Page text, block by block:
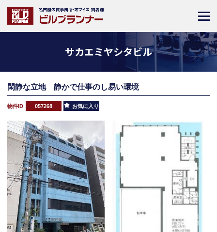
サカエミヤシタビル
閑静な立地 静かで仕事のし易い環境
物件ID 057268 お気に入り